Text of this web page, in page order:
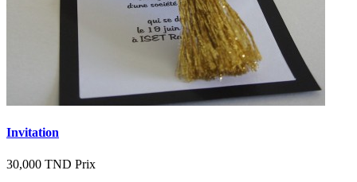
Invitation
30,000 TND Prix